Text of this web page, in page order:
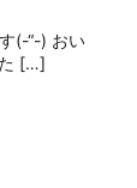
(-“-) おい
[…]